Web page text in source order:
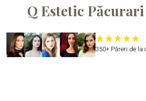
Q Estetic Păcurari
350+ Păreri de la